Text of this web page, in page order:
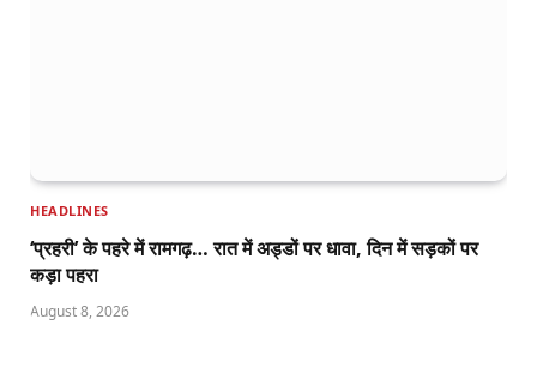
HEADLINES
‘प्रहरी’ के पहरे में रामगढ़… रात में अड्डों पर धावा, दिन में सड़कों पर
कड़ा पहरा
August 8, 2026